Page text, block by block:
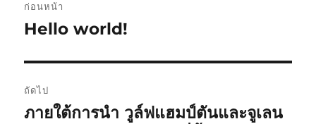
นำทาง
ก่อนหน้า
เรื่อง
หน้า:
Hello world!
ถัดไป
เรื่อง
ภายใต้การนำ วูล์ฟแฮมป์ตันและจูเลน